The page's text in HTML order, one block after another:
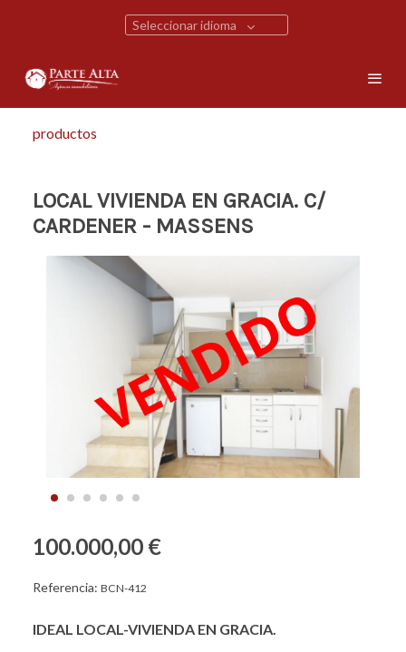
Seleccionar idioma
productos
LOCAL VIVIENDA EN GRACIA. C/
CARDENER - MASSENS
100.000,00 €
Referencia: BCN-412
IDEAL LOCAL-VIVIENDA EN GRACIA.